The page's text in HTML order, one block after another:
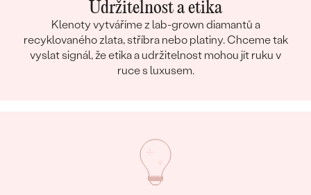
Udržitelnost a etika
Klenoty vytváříme z lab-grown diamantů a
recyklovaného zlata, stříbra nebo platiny. Chceme tak
vyslat signál, že etika a udržitelnost mohou jít ruku v
ruce s luxusem.